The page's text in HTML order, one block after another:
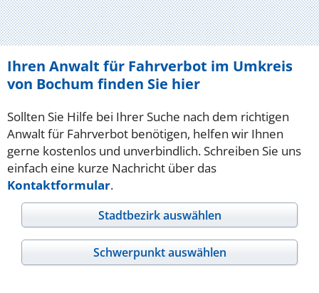
Ihren Anwalt für Fahrverbot im Umkreis
von Bochum finden Sie hier
Sollten Sie Hilfe bei Ihrer Suche nach dem richtigen
Anwalt für Fahrverbot benötigen, helfen wir Ihnen
gerne kostenlos und unverbindlich. Schreiben Sie uns
einfach eine kurze Nachricht über das
Kontaktformular.
Stadtbezirk auswählen
Schwerpunkt auswählen